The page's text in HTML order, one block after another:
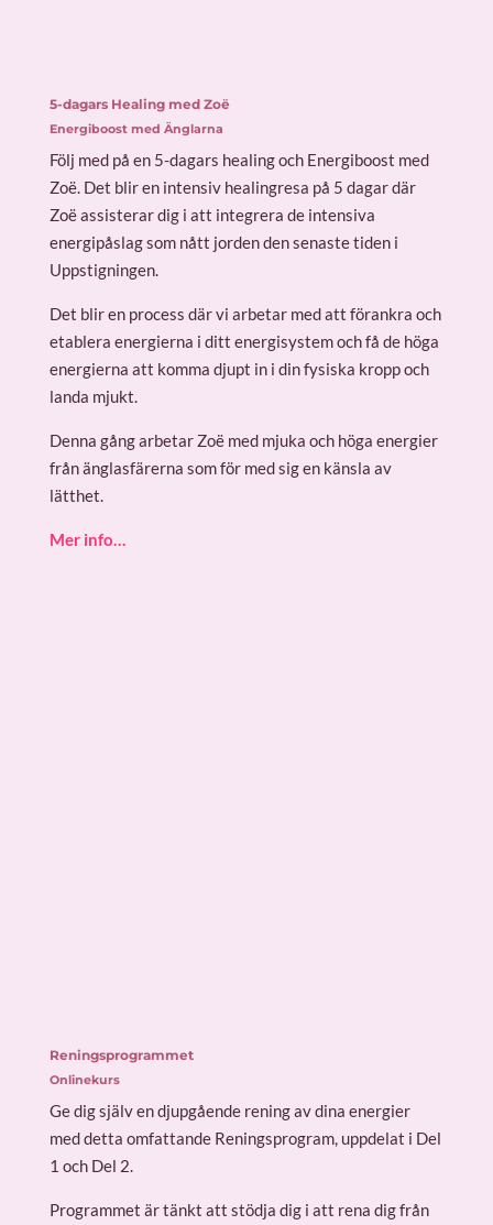
5-dagars Healing med Zoë
Energiboost med Änglarna
Följ med på en 5-dagars healing och Energiboost med
Zoë. Det blir en intensiv healingresa på 5 dagar där
Zoë assisterar dig i att integrera de intensiva
energipåslag som nått jorden den senaste tiden i
Uppstigningen.
Det blir en process där vi arbetar med att förankra och
etablera energierna i ditt energisystem och få de höga
energierna att komma djupt in i din fysiska kropp och
landa mjukt.
Denna gång arbetar Zoë med mjuka och höga energier
från änglasfärerna som för med sig en känsla av
lätthet.
Mer info…
Reningsprogrammet
Onlinekurs
Ge dig själv en djupgående rening av dina energier
med detta omfattande Reningsprogram, uppdelat i Del
1 och Del 2.
Programmet är tänkt att stödja dig i att rena dig från